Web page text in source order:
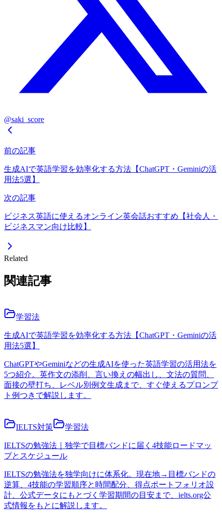
@saki_score
前の記事
生成AIで英語学習を効率化する方法【ChatGPT・Geminiの活
用法5選】
次の記事
ビジネス英語に使えるオンライン英会話おすすめ【社会人・
ビジネスマン向け比較】
Related
関連記事
学習法
生成AIで英語学習を効率化する方法【ChatGPT・Geminiの活
用法5選】
ChatGPTやGeminiなどの生成AIを使った英語学習の活用法を
5つ紹介。英作文の添削、言い換えの幅出し、文法の質問、
面接の壁打ち、レベル別例文生成まで、すぐ使えるプロンプ
ト例つきで解説します。
IELTS対策 学習法
IELTSの勉強法｜独学で目標バンドに届く4技能ロードマッ
プとスケジュール
IELTSの勉強法を独学向けに体系化。現在地→目標バンドの
逆算、4技能の学習順序と時間配分、得点ポートフォリオ設
計、公式データにもとづく学習期間の目安まで、ielts.org公
式情報をもとに解説します。